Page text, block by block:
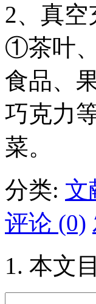
2、真空
①茶叶
食品、
巧克力
菜。
分类: 文
评论 (0)
本文